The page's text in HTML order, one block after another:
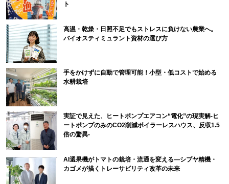
ト
高温・乾燥・日照不足でもストレスに負けない農業へ。
バイオスティミュラント資材の選び方
手をかけずに自動で管理可能！小型・低コストで始める
水耕栽培
実証で見えた、ヒートポンプエアコン“電化”の現実解-ヒ
ートポンプのみのCO2削減ボイラーレスハウス、反収1.5
倍の驚異-
AI選果機がトマトの栽培・流通を変える―シブヤ精機・
カゴメが描くトレーサビリティ改革の未来